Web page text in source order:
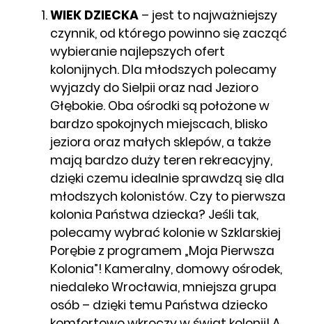
WIEK DZIECKA – jest to najważniejszy
czynnik, od którego powinno się zacząć
wybieranie najlepszych ofert
kolonijnych. Dla młodszych polecamy
wyjazdy do Sielpii oraz nad Jezioro
Głębokie. Oba ośrodki są położone w
bardzo spokojnych miejscach, blisko
jeziora oraz małych sklepów, a także
mają bardzo duży teren rekreacyjny,
dzięki czemu idealnie sprawdzą się dla
młodszych kolonistów. Czy to pierwsza
kolonia Państwa dziecka? Jeśli tak,
polecamy wybrać kolonie w Szklarskiej
Porębie z programem „Moja Pierwsza
Kolonia”! Kameralny, domowy ośrodek,
niedaleko Wrocławia, mniejsza grupa
osób – dzięki temu Państwa dziecko